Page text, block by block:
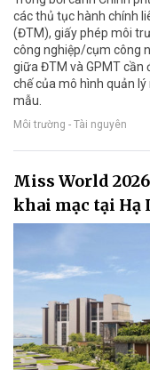
các thủ tục hành chính
(ĐTM), giấy phép môi
công nghiệp/cụm công
giữa ĐTM và GPMT cần
chế của mô hình quản
mẫu.
Môi trường - Tài nguyên
Miss World
khai mạc tại Hạ